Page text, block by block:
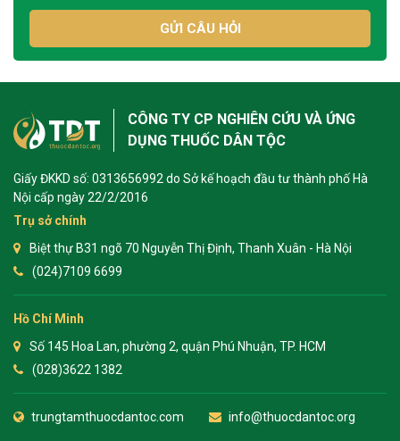
GỬI CÂU HỎI
CÔNG TY CP NGHIÊN CỨU VÀ ỨNG
DỤNG THUỐC DÂN TỘC
Giấy ĐKKD số: 0313656992 do Sở kế hoạch đầu tư thành phố Hà
Nội cấp ngày 22/2/2016
Trụ sở chính
Biệt thự B31 ngõ 70 Nguyễn Thị Định, Thanh Xuân - Hà Nội
(024)7109 6699
Hồ Chí Minh
Số 145 Hoa Lan, phường 2, quận Phú Nhuận, TP. HCM
(028)3622 1382
trungtamthuocdantoc.com info@thuocdantoc.org